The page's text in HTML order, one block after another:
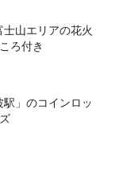
士山エリアの花火
ろ付き
駅」のコインロッ